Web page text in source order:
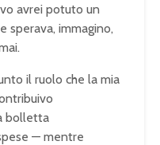
avrei potuto un
sperava, immagino,
il ruolo che la mia
bolletta
— mentre